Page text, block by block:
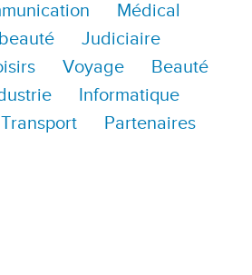
Médical
Judiciaire
Voyage
Beauté
Informatique
Transport Partenaires